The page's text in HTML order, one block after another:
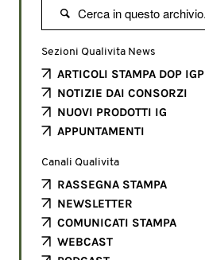

Sezioni Qualivita News
ARTICOLI STAMPA DOP IGP
NOTIZIE DAI CONSORZI
NUOVI PRODOTTI IG
APPUNTAMENTI
Canali Qualivita
RASSEGNA STAMPA
NEWSLETTER
COMUNICATI STAMPA
WEBCAST